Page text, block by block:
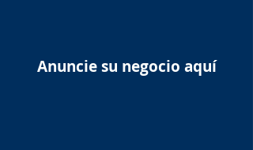
Anuncie su negocio aquí